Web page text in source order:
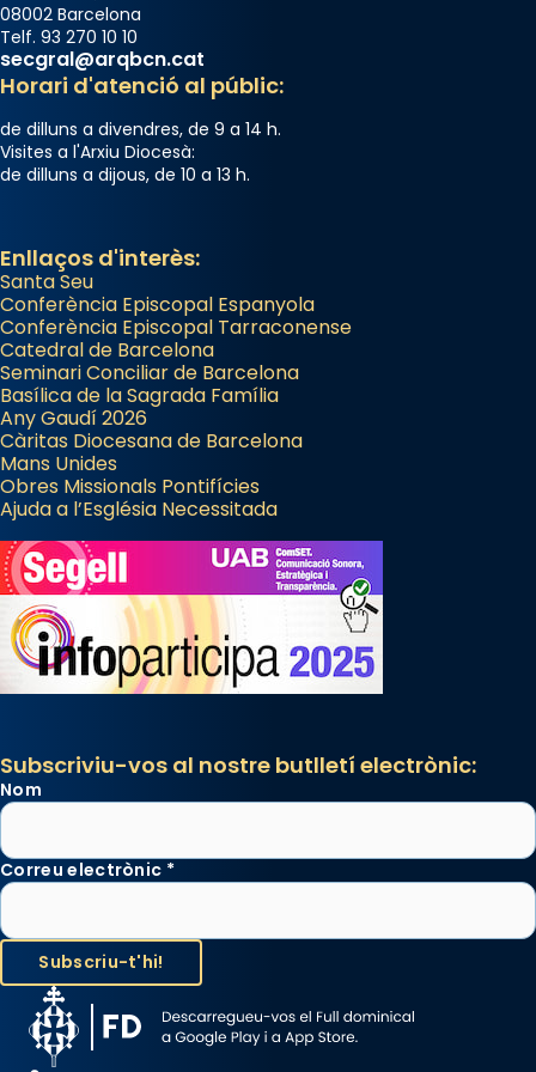
08002 Barcelona
Telf. 93 270 10 10
secgral@arqbcn.cat
Horari d'atenció al públic:
de dilluns a divendres, de 9 a 14 h.
Visites a l'Arxiu Diocesà:
de dilluns a dijous, de 10 a 13 h.
Enllaços d'interès:
Santa Seu
Conferència Episcopal Espanyola
Conferència Episcopal Tarraconense
Catedral de Barcelona
Seminari Conciliar de Barcelona
Basílica de la Sagrada Família
Any Gaudí 2026
Càritas Diocesana de Barcelona
Mans Unides
Obres Missionals Pontifícies
Ajuda a l’Església Necessitada
Subscriviu-vos al nostre butlletí electrònic:
Nom
Correu electrònic *